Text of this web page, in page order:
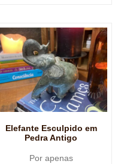
Elefante Esculpido em
Pedra Antigo
Por apenas